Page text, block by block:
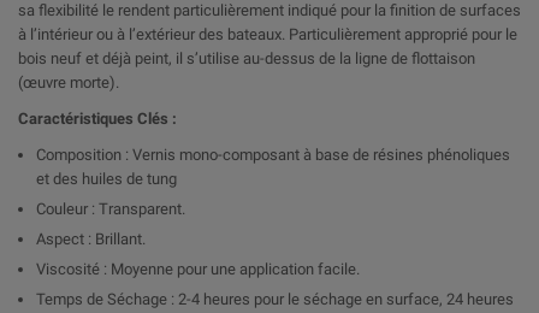
sa flexibilité le rendent particulièrement indiqué pour la finition de surfaces
à l’intérieur ou à l’extérieur des bateaux. Particulièrement approprié pour le
bois neuf et déjà peint, il s’utilise au-dessus de la ligne de flottaison
(œuvre morte).
Caractéristiques Clés :
Composition : Vernis mono-composant à base de résines phénoliques
et des huiles de tung
Couleur : Transparent.
Aspect : Brillant.
Viscosité : Moyenne pour une application facile.
Temps de Séchage : 2-4 heures pour le séchage en surface, 24 heures